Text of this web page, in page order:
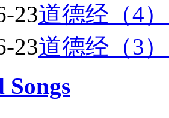
23道德经（4
23道德经（3
Songs